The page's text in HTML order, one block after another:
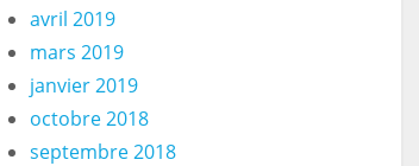
avril 2019
mars 2019
janvier 2019
octobre 2018
septembre 2018